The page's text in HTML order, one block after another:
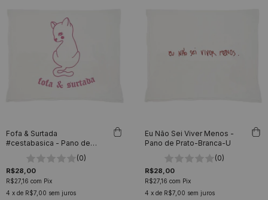
Fofa & Surtada
#cestabasica - Pano de
(0)
R$28,00
R$27,16 com Pix
4 x de R$7,00 sem juros
Eu Não Sei Viver Menos -
Pano de Prato-Branca-U
(0)
R$28,00
R$27,16 com Pix
4 x de R$7,00 sem juros